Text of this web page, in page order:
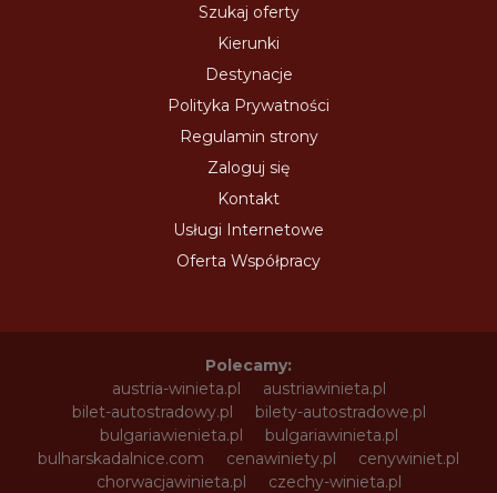
Szukaj oferty
Kierunki
Destynacje
Polityka Prywatności
Regulamin strony
Zaloguj się
Kontakt
Usługi Internetowe
Oferta Współpracy
Polecamy:
austria-winieta.pl
austriawinieta.pl
bilet-autostradowy.pl
bilety-autostradowe.pl
bulgariawienieta.pl
bulgariawinieta.pl
bulharskadalnice.com
cenawiniety.pl
cenywiniet.pl
chorwacjawinieta.pl
czechy-winieta.pl